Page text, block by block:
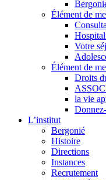
Élément de
Votre
Élément de
Droits
la vie
L’institut
Bergonié
Histoire
Directions
Instances
Recrutement